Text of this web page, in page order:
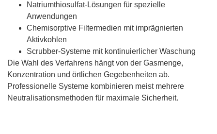
Natriumthiosulfat-Lösungen für spezielle
Anwendungen
Chemisorptive Filtermedien mit imprägnierten
Aktivkohlen
Scrubber-Systeme mit kontinuierlicher Waschung
Die Wahl des Verfahrens hängt von der Gasmenge,
Konzentration und örtlichen Gegebenheiten ab.
Professionelle Systeme kombinieren meist mehrere
Neutralisationsmethoden für maximale Sicherheit.